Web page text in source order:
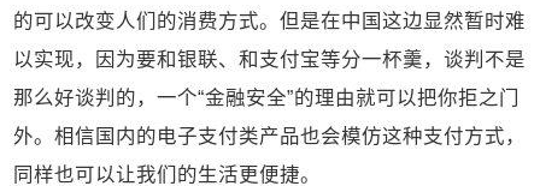
的可以改变人们的消费方式。但是在中国这边显然暂时难
以实现，因为要和银联、和支付宝等分一杯羹，谈判不是
那么好谈判的，一个“金融安全”的理由就可以把你拒之门
外。相信国内的电子支付类产品也会模仿这种支付方式，
同样也可以让我们的生活更便捷。